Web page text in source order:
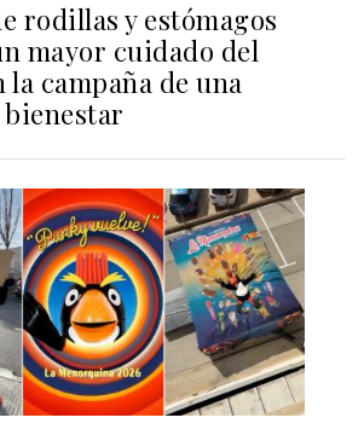
rodillas y estómagos
mayor cuidado del
la campaña de una